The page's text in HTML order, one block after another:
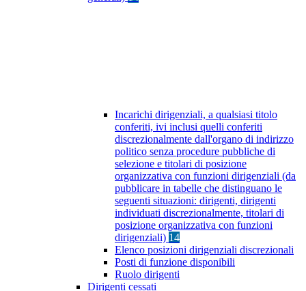
Incarichi dirigenziali, a qualsiasi titolo
conferiti, ivi inclusi quelli conferiti
discrezionalmente dall'organo di indirizzo
politico senza procedure pubbliche di
selezione e titolari di posizione
organizzativa con funzioni dirigenziali (da
pubblicare in tabelle che distinguano le
seguenti situazioni: dirigenti, dirigenti
individuati discrezionalmente, titolari di
posizione organizzativa con funzioni
dirigenziali) 14
Elenco posizioni dirigenziali discrezionali
Posti di funzione disponibili
Ruolo dirigenti
Dirigenti cessati